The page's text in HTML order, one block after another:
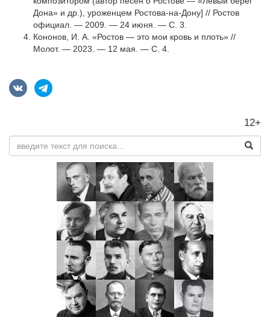
Дона» и др.), уроженцем Ростова-на-Дону] // Ростов
официал. — 2009. — 24 июня. — С. 3.
Кононов, И. А. «Ростов — это мои кровь и плоть» //
Молот. — 2023. — 12 мая. — С. 4.
12+